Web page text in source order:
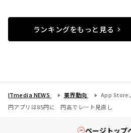
ランキングをもっと見る
ITmedia NEWS 業界動向
App Store
円アプリは85円に 円高でレート見直し
ページトップ